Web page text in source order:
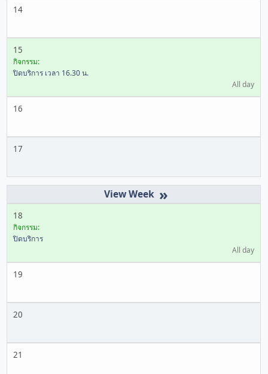
14
15
กิจกรรม:
ปิดบริการ เวลา 16.30 น.
All day
16
17
»
18
กิจกรรม:
ปิดบริการ
All day
19
20
21